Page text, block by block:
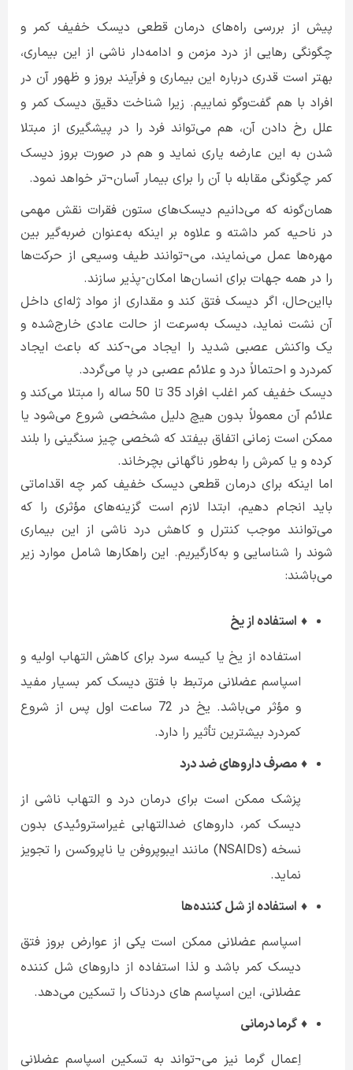
پیش از بررسی راه‌های درمان قطعی دیسک خفیف کمر و
چگونگی رهایی از درد مزمن و ادامه‌دار ناشی از این بیماری،
بهتر است قدری درباره این بیماری و فرآیند بروز و ظهور آن در
افراد با هم گفت‌وگو نماییم. زیرا شناخت دقیق دیسک کمر و
علل رخ دادن آن، هم می‌تواند فرد را در پیشگیری از مبتلا
شدن به این عارضه یاری نماید و هم در صورت بروز دیسک
کمر چگونگی مقابله با آن را برای بیمار آسان¬تر خواهد نمود.
همان‌گونه که می‌دانیم دیسک‌های ستون فقرات نقش مهمی
در ناحیه کمر داشته و علاوه بر اینکه به‌عنوان ضربه‌گیر بین
مهره‌ها عمل می‌نمایند، می¬توانند طیف وسیعی از حرکت‌ها
را در همه جهات برای انسان‌ها امکان-پذیر سازند.
بااین‌حال، اگر دیسک فتق کند و مقداری از مواد ژله‌ای داخل
آن نشت نماید، دیسک به‌سرعت از حالت عادی خارج‌شده و
یک واکنش عصبی شدید را ایجاد می¬کند که باعث ایجاد
کمردرد و احتمالاً درد و علائم عصبی در پا می‌گردد.
دیسک خفیف کمر اغلب افراد 35 تا 50 ساله را مبتلا می‌کند و
علائم آن معمولاً بدون هیچ دلیل مشخصی شروع می‌شود یا
ممکن است زمانی اتفاق بیفتد که شخصی چیز سنگینی را بلند
کرده و یا کمرش را به‌طور ناگهانی بچرخاند.
اما اینکه برای درمان قطعی دیسک خفیف کمر چه اقداماتی
باید انجام دهیم، ابتدا لازم است گزینه‌های مؤثری را که
می‌توانند موجب کنترل و کاهش درد ناشی از این بیماری
شوند را شناسایی و به‌کارگیریم. این راهکارها شامل موارد زیر
می‌باشند:
♦ استفاده از یخ
استفاده از یخ یا کیسه سرد برای کاهش التهاب اولیه و
اسپاسم عضلانی مرتبط با فتق دیسک کمر بسیار مفید
و مؤثر می‌باشد. یخ در 72 ساعت اول پس از شروع
کمردرد بیشترین تأثیر را دارد.
♦ مصرف داروهای ضد درد
پزشک ممکن است برای درمان درد و التهاب ناشی از
دیسک کمر، داروهای ضدالتهابی غیراستروئیدی بدون
نسخه (NSAIDs) مانند ایبوپروفن یا ناپروکسن را تجویز
نماید.
♦ استفاده از شل کننده‌ها
اسپاسم عضلانی ممکن است یکی از عوارض بروز فتق
دیسک کمر باشد و لذا استفاده از داروهای شل کننده
عضلانی، این اسپاسم های دردناک را تسکین می‌دهد.
♦ گرما درمانی
اِعمال گرما نیز می¬تواند به تسکین اسپاسم عضلانی